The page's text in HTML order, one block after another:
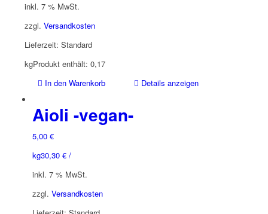
inkl. 7 % MwSt.
zzgl. Versandkosten
Lieferzeit: Standard
Produkt enthält: 0,17
kg
In den Warenkorb
Details anzeigen
Aioli -vegan-
5,00 €
30,30 €/
kg
inkl. 7 % MwSt.
zzgl. Versandkosten